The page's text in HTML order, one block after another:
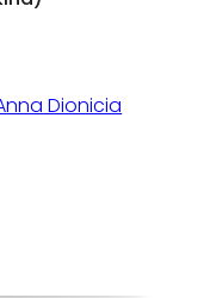
Dionicia